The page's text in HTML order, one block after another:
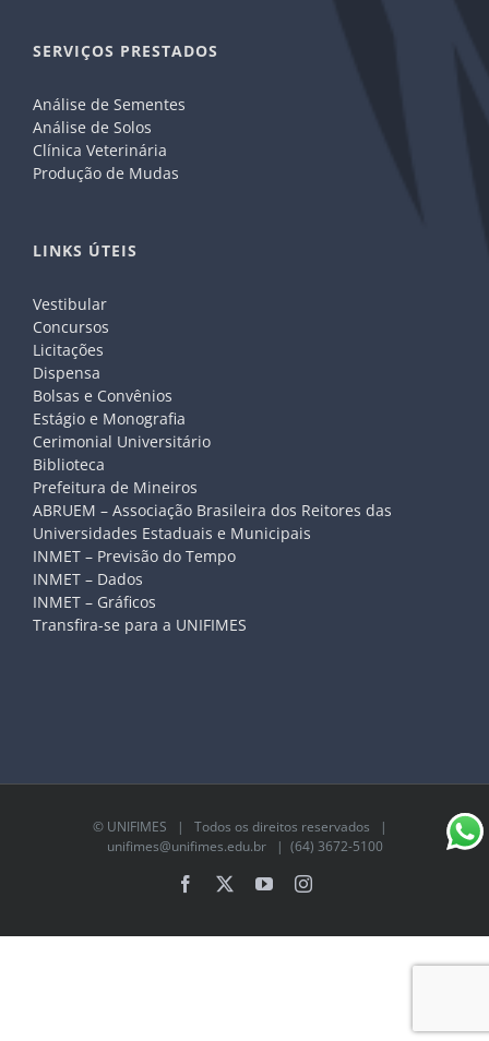
SERVIÇOS PRESTADOS
Análise de Sementes
Análise de Solos
Clínica Veterinária
Produção de Mudas
LINKS ÚTEIS
Vestibular
Concursos
Licitações
Dispensa
Bolsas e Convênios
Estágio e Monografia
Cerimonial Universitário
Biblioteca
Prefeitura de Mineiros
ABRUEM – Associação Brasileira dos Reitores das
Universidades Estaduais e Municipais
INMET – Previsão do Tempo
INMET – Dados
INMET – Gráficos
Transfira-se para a UNIFIMES
© UNIFIMES | Todos os direitos reservados |
unifimes@unifimes.edu.br| (64) 3672-5100
Facebook YouTubeInstagram